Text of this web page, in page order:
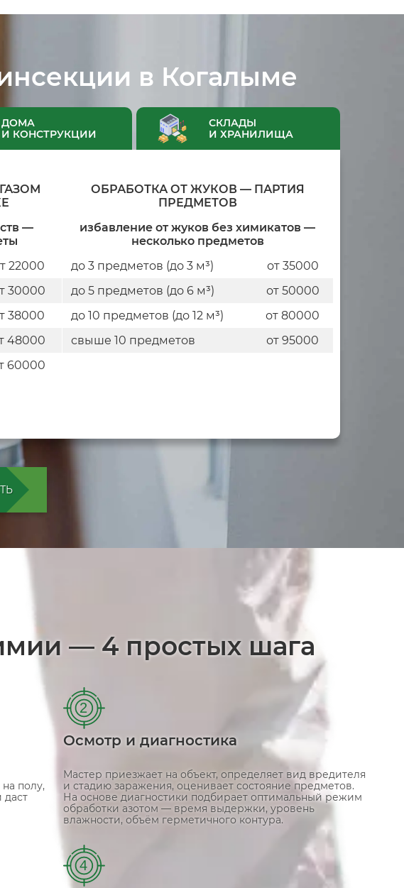
в Когалыме
ДОМА
И КОНСТРУКЦИИ
СКЛАДЫ
И ХРАНИЛИЩА
—
22000
30000
38000
48000
60000
ОБРАБОТКА ОТ ЖУКОВ — ПАРТИЯ
ПРЕДМЕТОВ
избавление от жуков без химикатов —
несколько предметов
до 3 предметов (до 3 м³)
от 35000
до 5 предметов (до 6 м³)
от 50000
до 10 предметов (до 12 м³)
от 80000
свыше 10 предметов
от 95000
— 4 простых шага
полу,
2
Осмотр и диагностика
Мастер приезжает на объект, определяет вид вредителя
и стадию заражения, оценивает состояние предметов.
На основе диагностики подбирает оптимальный режим
обработки азотом — время выдержки, уровень
влажности, объём герметичного контура.
4